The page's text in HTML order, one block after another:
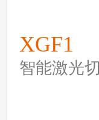
XGF1
智能激光